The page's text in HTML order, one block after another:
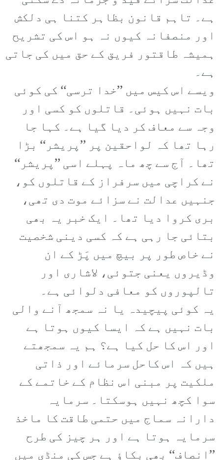
ہے۔ تاہم قانون بظاہر کتنا ہی دلکش
اور منصفانہ کیوں نہ ہو اس کی تشریح
ہمیشہ طاقتور فریق کے حق میں کی جاتی
ہے۔
ویسے اس کیس میں ’’خدا ترسی‘‘ کی کوئی
بات نہیں ہوئی۔ قاتلوں کو کسی اور
وجہ سے معاف کر دیا گیا ہے۔ کہا جا
رہا تھا کہ لواحقین پر ’’پریشر‘‘ بڑا
تھا۔ آج سے چھ ماہ پہلے اسی ’’پریشر‘‘
نے کراچی میں سرفراز کے قاتلوں کو،
جنہیں عدالت نے سزائے موت دی تھی،
بری کروا دیا تھا۔ ایک خبر یہ بھی
بتائی جا رہی ہے کہ کسی دینی شخصیت
نے خاص طور پر بیچ میں پَڑ کے ان
وڈیروں یعنی جتوئی، لاشاری اور
تالپوروں کو معافی دلوائی ہے۔
یہ کوئی پیچیدہ یا نہ سمجھ آنے والی
بات نہیں ہے کہ ایسا کیوں ہوتا ہے
اور اس کا حل کیا ہے؟ ہم یہ سمجھتے
ہیں کہ اس کاحل سرمائے اور ذاتی
ملکیت پر مبنی اس نظام کے خاتمے کے
سوا کچھ نہیں ہوسکتا۔ سرمایہ
دارانہ سماج میں حتمی طاقت کا ماخذ
سرمایہ ہوتا ہے اور ہر چیز کی طرح